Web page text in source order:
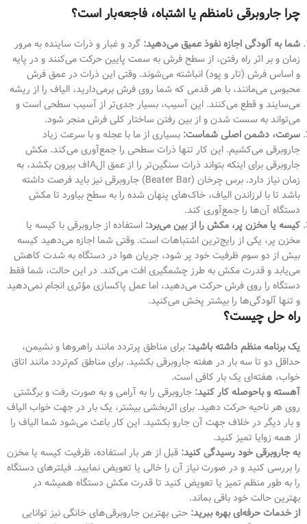
چرا جاروبرقی نامنظم یا اشتباه، فاجعه‌بار است؟
شما به آلودگی اجازه نفوذ عمیق می‌دهید: گرد و غبار و ذرات ساینده به مرور
زمان و بر اثر راه رفتن، از سطح فرش به سمت پایین حرکت می‌کنند و در پایه
و اساس فرش (تار و پود) انباشته می‌شوند. وقتی این ذرات در عمق فرش
محبوس می‌مانند، با هر قدمی که شما روی فرش برمی‌دارید، الیاف را از ریشه
می‌سایند و قطع می‌کنند. این آسیب، بسیار جدی‌تر از آسیب سطحی است و
می‌تواند به سست شدن و از بین رفتن ساختار کلی فرش منجر شود.
سرعت، دشمن اصلی شماست: بسیاری از ما با عجله و با سرعت زیاد
جاروبرقی می‌کشیم. این کار تنها ذرات سطحی را جمع‌آوری می‌کند. مکش
جاروبرقی برای اینکه بتواند ذرات سنگین‌تر را از عمق الIAف بیرون بکشد، به
زمان نیاز دارد. برس چرخان (Beater Bar) جاروبرقی نیز باید فرصت داشته
باشد تا با لرزاندن الیاف، خاک‌های پنهان شده را به سطح بیاورد تا مکش
دستگاه آن‌ها را جمع‌آوری کند.
کیسه یا مخزن پر، مکش را از بین می‌برد: استفاده از جاروبرقی با کیسه یا
مخزن پر، یکی از رایج‌ترین اشتباهات است. وقتی شما اجازه می‌دهید کیسه
بیش از دو سوم ظرفیت خود پر شود، جریان هوا در دستگاه به شدت کاهش
می‌یابد و قدرت مکش به طرز چشمگیری افت می‌کند. در این حالت، شما فقط
دستگاه را روی فرش حرکت می‌دهید، اما عمل پاکسازی مؤثری انجام نمی‌دهید
و تنها آلودگی‌ها را بیشتر پخش می‌کنید.
راه حل چیست؟
یک برنامه منظم داشته باشید: برای مناطق پرتردد مانند راهروها و نشیمن،
حداقل دو تا سه بار در هفته جاروبرقی بکشید. برای مناطق کم‌تردد مانند اتاق
خواب، هفته‌ای یک بار کافی است.
آهسته و باحوصله کار کنید: جاروبرقی را به آرامی و به صورت رفت و برگشتی
روی هر ناحیه حرکت دهید. برای اثربخشی بیشتر، یک بار در جهت خواب الیاف
و بار دیگر در خلاف جهت آن جارو بکشید. این کار باعث می‌شود شما الیاف را
از همه زوایا تمیز کنید.
به جاروبرقی خود رسیدگی کنید: قبل از هر بار استفاده، ظرفیت کیسه یا مخزن
را بررسی کنید و در صورت نیاز آن را خالی یا تعویض نمایید. فیلترهای دستگاه
را به طور منظم تمیز یا تعویض کنید تا قدرت مکش دستگاه همیشه در
بهترین حالت خود باقی بماند.
از خدمات حرفه‌ای بهره ببرید: حتی بهترین جاروبرقی‌های خانگی نیز توانایی